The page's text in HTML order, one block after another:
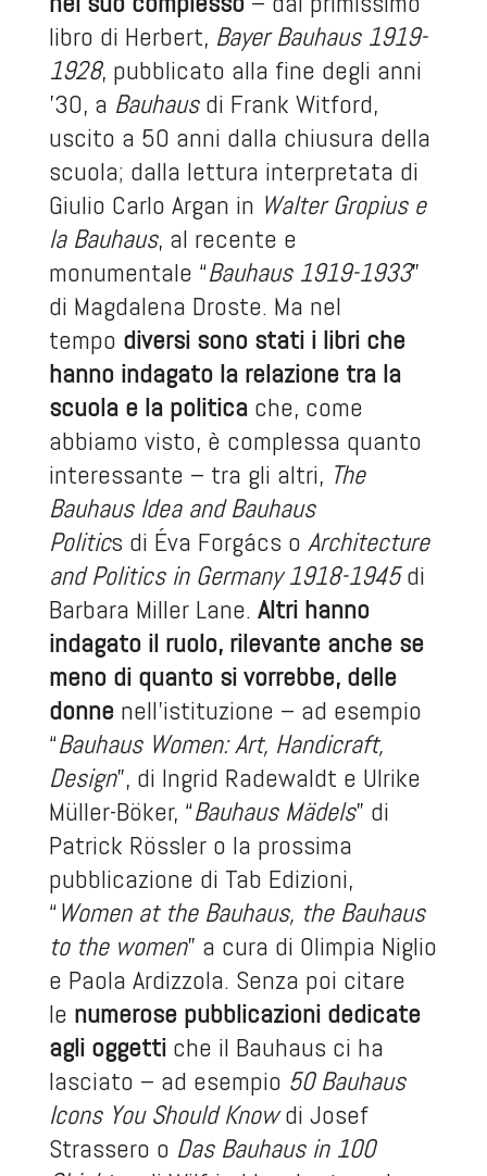
libro di Herbert, Bayer Bauhaus 1919-
1928, pubblicato alla fine degli anni
’30, a Bauhausdi Frank Witford,
uscito a 50 anni dalla chiusura della
scuola; dalla lettura interpretata di
Giulio Carlo Argan in Walter Gropius e
la Bauhaus, al recente e
monumentale “Bauhaus 1919-1933”
di Magdalena Droste. Ma nel
tempo diversi sono stati i libri che
hanno indagato la relazione tra la
scuola e la politicache, come
abbiamo visto, è complessa quanto
interessante – tra gli altri, The
Bauhaus Idea and Bauhaus
Politic‪s di Éva Forgács o Architecture
and Politics in Germany 1918-1945di
Barbara Miller Lane. Altri hanno
indagato il ruolo, rilevante anche se
meno di quanto si vorrebbe, delle
donnenell’istituzione – ad esempio
“Bauhaus Women: Art, Handicraft,
Design”, di Ingrid Radewaldt e Ulrike
Müller-Böker, “Bauhaus Mädels” di
Patrick Rössler o la prossima
pubblicazione di Tab Edizioni,
“Women at the Bauhaus, the Bauhaus
to the women” a cura di Olimpia Niglio
e Paola Ardizzola. Senza poi citare
le numerose pubblicazioni dedicate
agli oggettiche il Bauhaus ci ha
lasciato – ad esempio 50 Bauhaus
Icons You Should Knowdi Josef
Strassero o Das Bauhaus in 100